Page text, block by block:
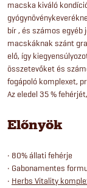
macska kiváló
bír , és számos
macskáknak szánt
elő, így
összetevőket és
fogápoló komplexet,
Az eledel 35 %
Előnyök
• 80% állati fehérje
• Gabonamentes
• Herbs Vitality